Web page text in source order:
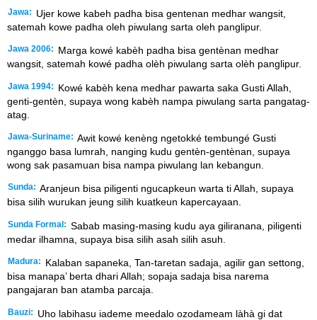
Jawa:
Ujer kowe kabeh padha bisa gentenan medhar wangsit,
satemah kowe padha oleh piwulang sarta oleh panglipur.
Jawa 2006:
Marga kowé kabèh padha bisa gentènan medhar
wangsit, satemah kowé padha olèh piwulang sarta olèh panglipur.
Jawa 1994:
Kowé kabèh kena medhar pawarta saka Gusti Allah,
genti-gentèn, supaya wong kabèh nampa piwulang sarta pangatag-
atag.
Jawa-Suriname: Awit kowé kenèng ngetokké tembungé Gusti
nganggo basa lumrah, nanging kudu gentèn-gentènan, supaya
wong sak pasamuan bisa nampa piwulang lan kebangun.
Sunda: Aranjeun bisa piligenti ngucapkeun warta ti Allah, supaya
bisa silih wurukan jeung silih kuatkeun kapercayaan.
Sunda Formal: Sabab masing-masing kudu aya giliranana, piligenti
medar ilhamna, supaya bisa silih asah silih asuh.
Madura:
Kalaban sapaneka, Tan-taretan sadaja, agilir gan settong,
bisa manapa’ berta dhari Allah; sopaja sadaja bisa narema
pangajaran ban atamba parcaja.
Bauzi:
Uho labihasu iademe meedalo ozodameam làhà gi dat